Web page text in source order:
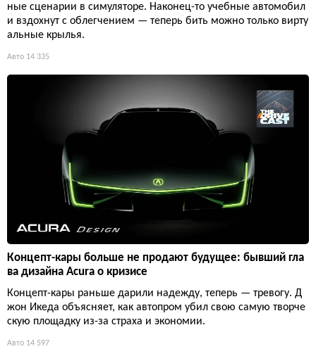
ные сценарии в симуляторе. Наконец-то учебные автомобил
и вздохнут с облегчением — теперь бить можно только вирту
альные крылья.
Авто 14 335
Концепт-кары больше не продают будущее: бывший гла
ва дизайна Acura о кризисе
Концепт-кары раньше дарили надежду, теперь — тревогу. Д
жон Икеда объясняет, как автопром убил свою самую творче
скую площадку из-за страха и экономии.
Авто 14 597